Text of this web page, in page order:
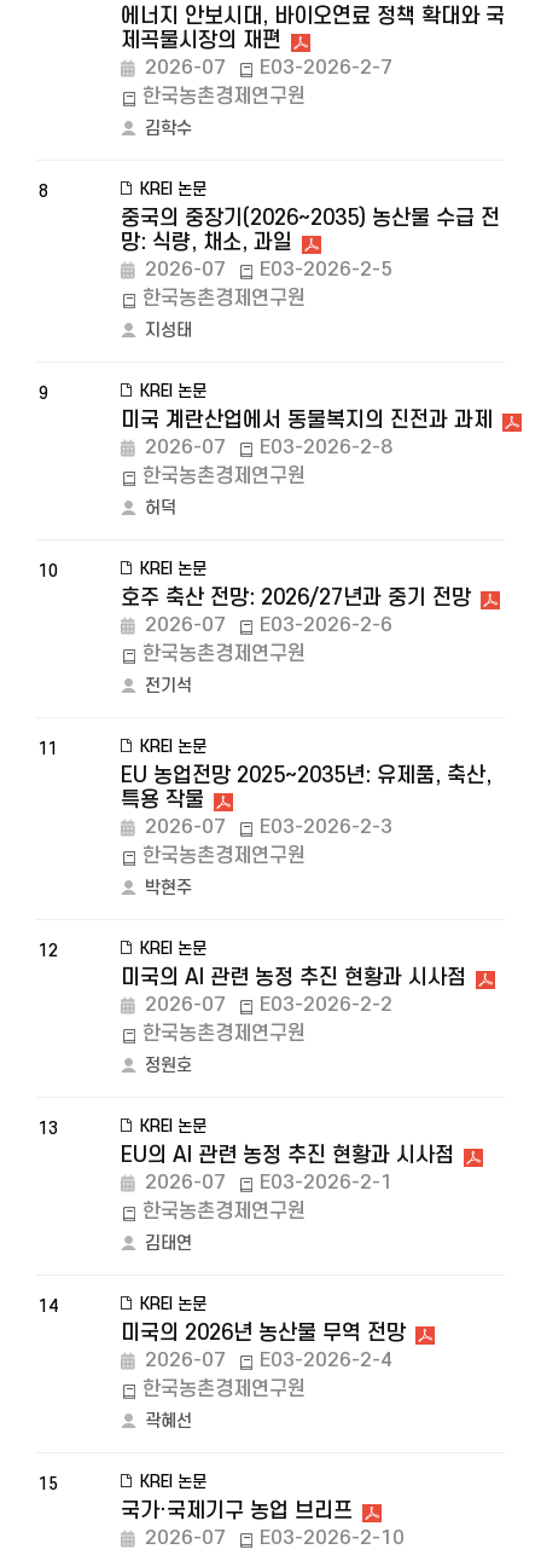
에너지 안보시대, 바이오연료 정책 확대와 국
제곡물시장의 재편
2026-07
E03-2026-2-7
한국농촌경제연구원
김학수
8 KREI 논문
중국의 중장기(2026~2035) 농산물 수급 전
망: 식량, 채소, 과일
2026-07
E03-2026-2-5
한국농촌경제연구원
지성태
9 KREI 논문
미국 계란산업에서 동물복지의 진전과 과제
2026-07
E03-2026-2-8
한국농촌경제연구원
허덕
10 KREI 논문
호주 축산 전망: 2026/27년과 중기 전망
2026-07
E03-2026-2-6
한국농촌경제연구원
전기석
11 KREI 논문
EU 농업전망 2025~2035년: 유제품, 축산,
특용 작물
2026-07
E03-2026-2-3
한국농촌경제연구원
박현주
12 KREI 논문
미국의 AI 관련 농정 추진 현황과 시사점
2026-07
E03-2026-2-2
한국농촌경제연구원
정원호
13 KREI 논문
EU의 AI 관련 농정 추진 현황과 시사점
2026-07
E03-2026-2-1
한국농촌경제연구원
김태연
14 KREI 논문
미국의 2026년 농산물 무역 전망
2026-07
E03-2026-2-4
한국농촌경제연구원
곽혜선
15 KREI 논문
국가·국제기구 농업 브리프
2026-07
E03-2026-2-10